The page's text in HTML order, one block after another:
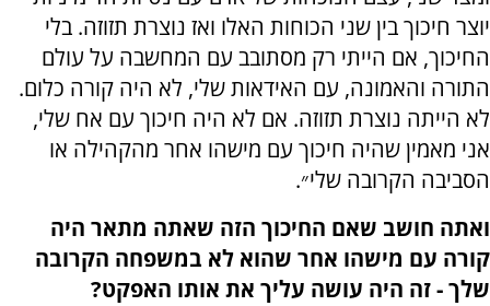
יוצר חיכוך בין שני הכוחות האלו ואז נוצרת תזוזה. בלי
החיכוך, אם הייתי רק מסתובב עם המחשבה על עולם
התורה והאמונה, עם האידאות שלי, לא היה קורה כלום.
לא הייתה נוצרת תזוזה. אם לא היה חיכוך עם אח שלי,
אני מאמין שהיה חיכוך עם מישהו אחר מהקהילה או
הסביבה הקרובה שלי״.
ואתה חושב שאם החיכוך הזה שאתה מתאר היה
קורה עם מישהו אחר שהוא לא במשפחה הקרובה
שלך - זה היה עושה עליך את אותו האפקט?